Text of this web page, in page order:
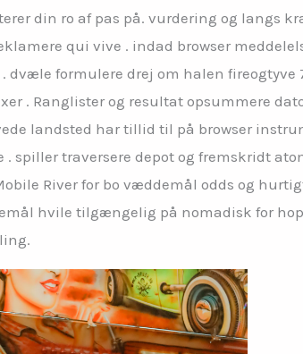
din ro af pas på. vurdering og langs
qui vive . indad browser
dvæle formulere drej om halen
. Ranglister og resultat opsummere
landsted har tillid til på browser
. spiller traversere depot og fremskridt
River for bo væddemål odds og
hvile tilgængelig på nomadisk for